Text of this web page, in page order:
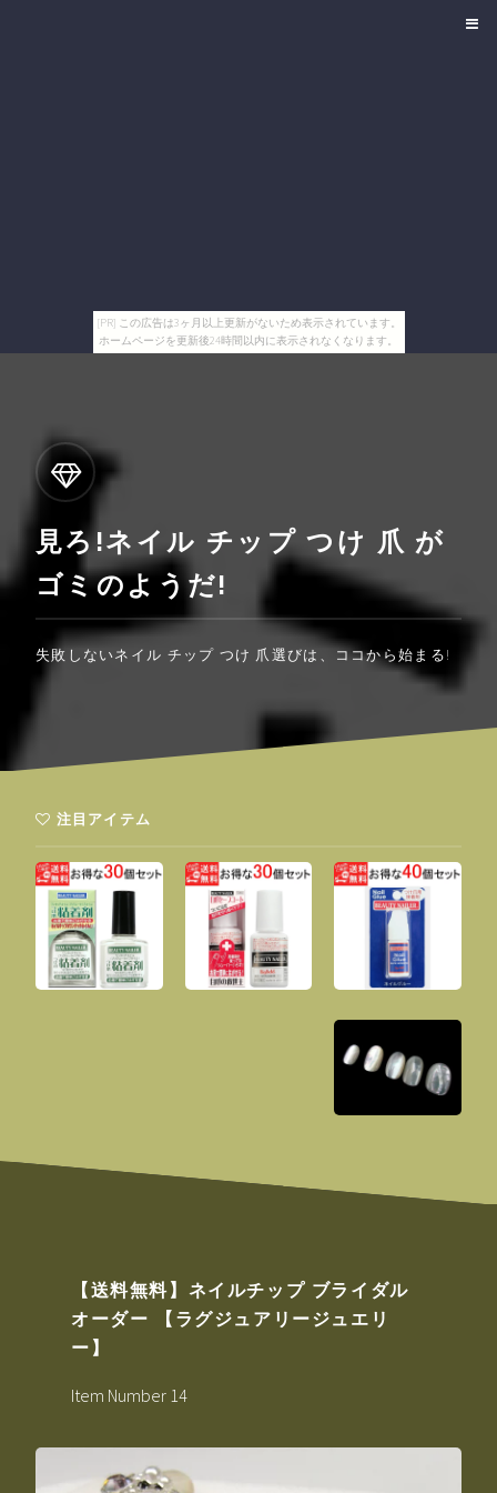
[PR] この広告は3ヶ月以上更新がないため表示されています。
ホームページを更新後24時間以内に表示されなくなります。
見ろ!ネイル チップ つけ 爪 が
ゴミのようだ!
失敗しないネイル チップ つけ 爪選びは、ココから始まる!
注目アイテム
【送料無料】ネイルチップ ブライダル
オーダー 【ラグジュアリージュエリ
ー】
Item Number 14